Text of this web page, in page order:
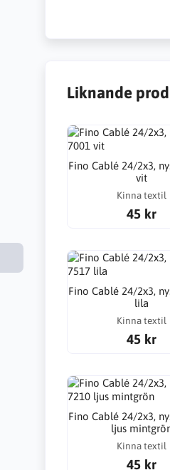
Liknande
Fino Cablé 24/2x3,
vit
Kinna textil
45 kr
Fino Cablé 24/2x3,
lila
Kinna textil
45 kr
Fino Cablé 24/2x3,
ljus
Kinna textil
45 kr